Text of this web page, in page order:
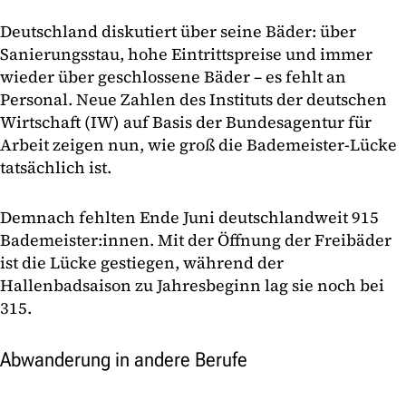
Deutschland diskutiert über seine Bäder: über
Sanierungsstau, hohe Eintrittspreise und immer
wieder über geschlossene Bäder – es fehlt an
Personal. Neue Zahlen des Instituts der deutschen
Wirtschaft (IW) auf Basis der Bundesagentur für
Arbeit zeigen nun, wie groß die Bademeister-Lücke
tatsächlich ist.
Demnach fehlten Ende Juni deutschlandweit 915
Bademeister:innen. Mit der Öffnung der Freibäder
ist die Lücke gestiegen, während der
Hallenbadsaison zu Jahresbeginn lag sie noch bei
315.
Abwanderung in andere Berufe